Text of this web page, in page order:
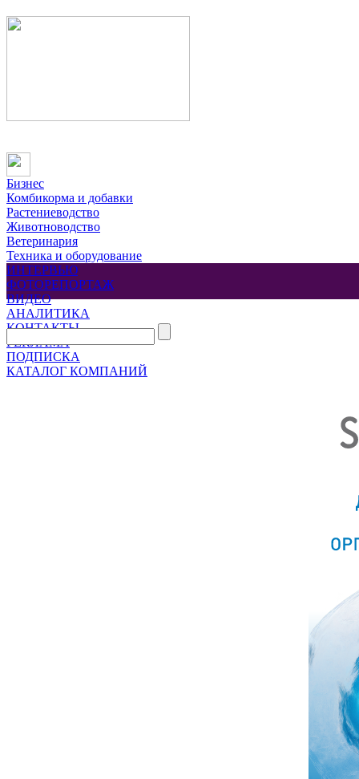
Бизнес
Комбикорма и добавки
Растениеводство
Животноводство
Ветеринария
Техника и оборудование
ИНТЕРВЬЮ
ФОТОРЕПОРТАЖ
ВИДЕО
АНАЛИТИКА
КОНТАКТЫ
РЕКЛАМА
ПОДПИСКА
КАТАЛОГ КОМПАНИЙ